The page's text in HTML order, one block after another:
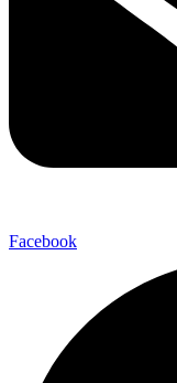
Facebook